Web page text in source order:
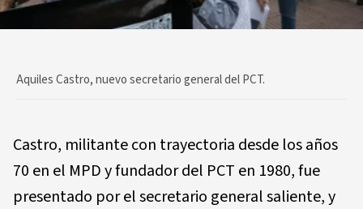
Aquiles Castro, nuevo secretario general del PCT.
Castro, militante con trayectoria desde los años
70 en el MPD y fundador del PCT en 1980, fue
presentado por el secretario general saliente, y